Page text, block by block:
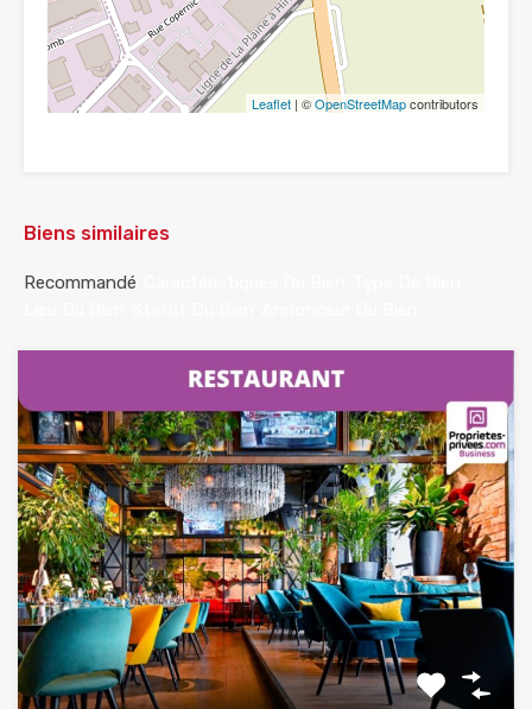
Leaflet | ©OpenStreetMapcontributors
Biens similaires
Recommandé